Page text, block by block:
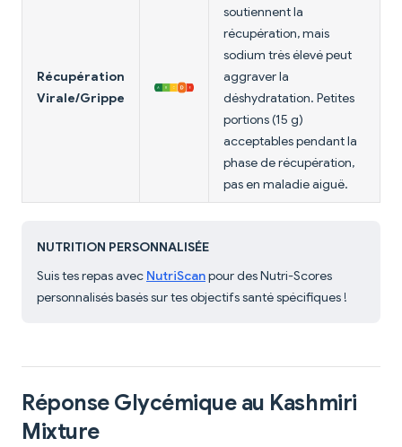
Récupération
Virale/Grippe
soutiennent la
récupération, mais
sodium très élevé peut
aggraver la
déshydratation. Petites
portions (15 g)
acceptables pendant la
phase de récupération,
pas en maladie aiguë.
NUTRITION PERSONNALISÉE
Suis tes repas avec NutriScanpour des Nutri-Scores
personnalisés basés sur tes objectifs santé spécifiques !
Réponse Glycémique au Kashmiri
Mixture